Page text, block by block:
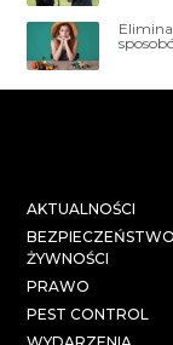
AKTUALNOŚCI
ŻYWNOŚCI
PRAWO
PEST CONTROL